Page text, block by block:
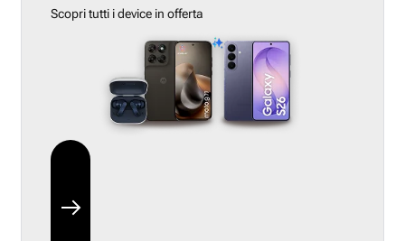
Scopri tutti i device in offerta